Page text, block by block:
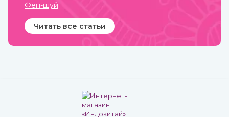
Фен-шуй
Читать все статьи